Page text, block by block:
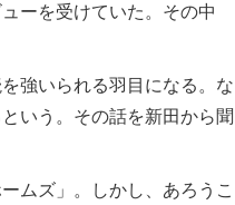
ーを受けていた。その中
強いられる羽目になる。な
いう。その話を新田から聞
ムズ」。しかし、あろうこ